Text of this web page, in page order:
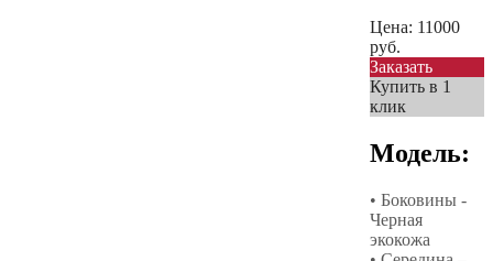
Цена: 11000
руб.
Заказать
Купить в 1
клик
Модель:
• Боковины -
Черная
экокожа